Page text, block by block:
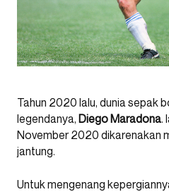
Tahun 2020 lalu, dunia sepak
legendanya, Diego Maradona.
November 2020 dikarenakan
jantung.
Untuk mengenang